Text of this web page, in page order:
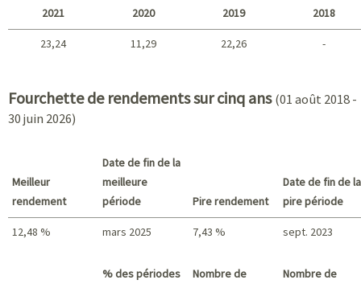
2021 2020 2019 2018
23,24 11,29 22,26 -
Fourchette de rendements sur cinq ans (01 août 2018 -
30 juin 2026)
Meilleur
rendement
Date de fin de la
meilleure
période
Pire rendement
Date de fin de la
pire période
12,48 % mars 2025 7,43 % sept. 2023
% des périodes
Nombre de
Nombre de